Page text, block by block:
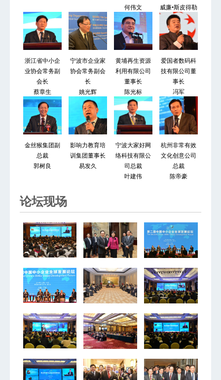
何伟文
威廉•斯皮得勒
浙江省中小企
业协会常务副
会长
蔡章生
宁波市企业家
协会常务副会
长
姚光辉
黄埔再生资源
利用有限公司
董事长
陈光标
爱国者数码科
技有限公司董
事长
冯军
金丝猴集团副
总裁
郭树良
影响力教育培
训集团董事长
易发久
宁波大家好网
络科技有限公
司总裁
叶建伟
杭州非常有效
文化创意公司
总裁
陈帝豪
论坛现场